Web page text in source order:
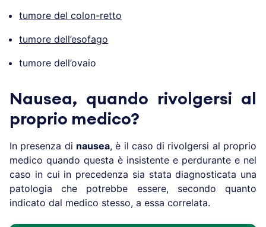
tumore del colon-retto
tumore dell’esofago
tumore dell’ovaio
Nausea, quando rivolgersi al
proprio medico?
In presenza di nausea, è il caso di rivolgersi al proprio
medico quando questa è insistente e perdurante e nel
caso in cui in precedenza sia stata diagnosticata una
patologia che potrebbe essere, secondo quanto
indicato dal medico stesso, a essa correlata.